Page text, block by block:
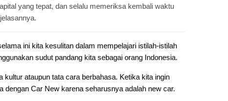
yang tepat, dan selalu memeriksa kembali waktu
ini kita kesulitan dalam mempelajari istilah-istilah
sudut pandang kita sebagai orang Indonesia.
ataupun tata cara berbahasa. Ketika kita ingin
Car New karena seharusnya adalah new car.